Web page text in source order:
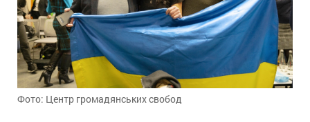
Фото: Центр громадянських свобод